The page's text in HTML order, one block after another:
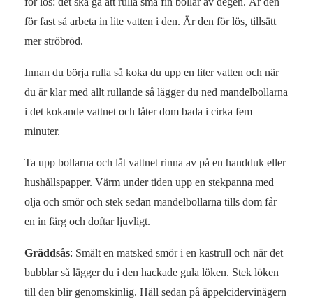
för fast så arbeta in lite vatten i den. Är den för lös, tillsätt
mer ströbröd.
Innan du börja rulla så koka du upp en liter vatten och när
du är klar med allt rullande så lägger du ned mandelbollarna
i det kokande vattnet och låter dom bada i cirka fem
minuter.
Ta upp bollarna och låt vattnet rinna av på en handduk eller
hushållspapper. Värm under tiden upp en stekpanna med
olja och smör och stek sedan mandelbollarna tills dom får
en in färg och doftar ljuvligt.
Gräddsås: Smält en matsked smör i en kastrull och när det
bubblar så lägger du i den hackade gula löken. Stek löken
till den blir genomskinlig. Häll sedan på äppelcidervinägern